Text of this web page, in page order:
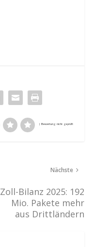
Nächste
Zoll-Bilanz 2025: 192
Mio. Pakete mehr
aus Drittländern